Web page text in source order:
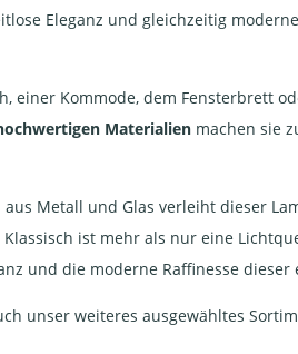
Eleganz und gleichzeitig
einer Kommode, dem Fensterbrett
Materialien machen sie
Metall und Glas verleiht dieser
ist mehr als nur eine
und die moderne Raffinesse
unser weiteres ausgewähltes